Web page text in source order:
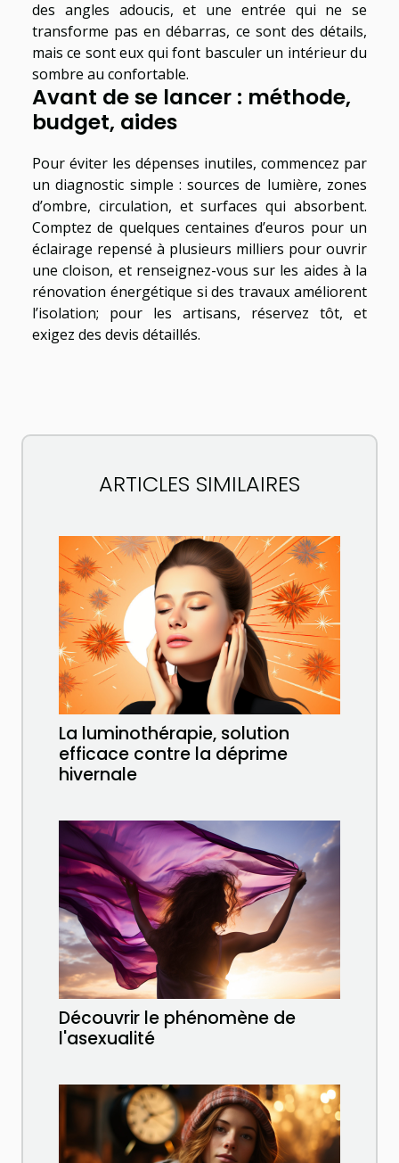
des angles adoucis, et une entrée qui ne se
transforme pas en débarras, ce sont des détails,
mais ce sont eux qui font basculer un intérieur du
sombre au confortable.
Avant de se lancer : méthode,
budget, aides
Pour éviter les dépenses inutiles, commencez par
un diagnostic simple : sources de lumière, zones
d’ombre, circulation, et surfaces qui absorbent.
Comptez de quelques centaines d’euros pour un
éclairage repensé à plusieurs milliers pour ouvrir
une cloison, et renseignez-vous sur les aides à la
rénovation énergétique si des travaux améliorent
l’isolation; pour les artisans, réservez tôt, et
exigez des devis détaillés.
ARTICLES SIMILAIRES
La luminothérapie, solution
efficace contre la déprime
hivernale
Découvrir le phénomène de
l'asexualité